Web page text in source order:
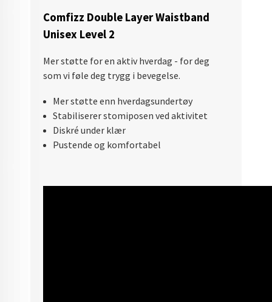
Comfizz Double Layer Waistband
Unisex Level 2
Mer støtte for en aktiv hverdag - for deg
som vi føle deg trygg i bevegelse.
Mer støtte enn hverdagsundertøy
Stabiliserer stomiposen ved aktivitet
Diskré under klær
Pustende og komfortabel